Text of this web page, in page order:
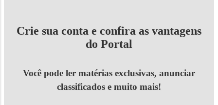
Crie sua conta e confira as vantagens
do Portal
Você pode ler matérias exclusivas, anunciar
classificados e muito mais!